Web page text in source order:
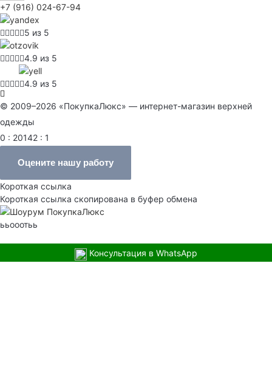
+7 (916) 024-67-94
5 из 5
4.9 из 5
4.9 из 5
© 2009–2026 «ПокупкаЛюкс» — интернет-магазин верхней
одежды
0 : 20142 : 1
Оцените нашу работу
Короткая ссылка
Короткая ссылка скопирована в буфер обмена
ььооотьь
Консультация в WhatsApp